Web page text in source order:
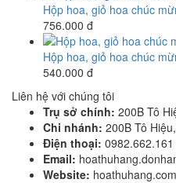
Hộp hoa, giỏ hoa chúc
756.000 đ
Hộp hoa, giỏ hoa chúc
540.000 đ
Liên hệ với chúng tôi
Trụ sở chính: 200B Tô
Chi nhánh: 200B Tô
Điện thoại:
Email:
Website: hoathuhang.com